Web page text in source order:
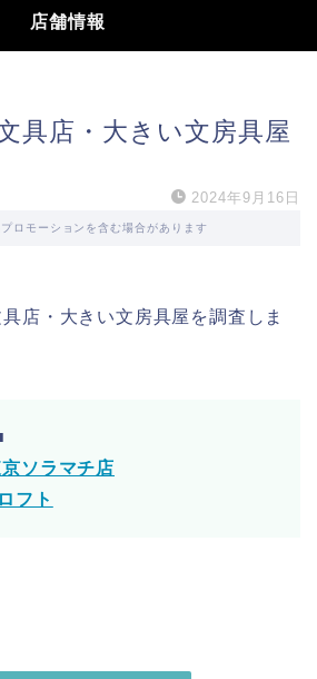
店舗情報
具店・大きい文房具屋
2024年9月16日
ロモーションを含む場合があります
店・大きい文房具屋を調査しま
ソラマチ店
フト